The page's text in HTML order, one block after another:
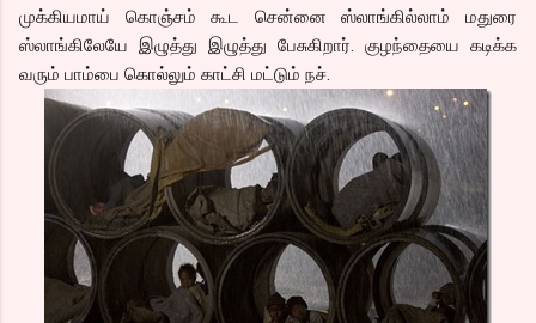
முக்கியமாய் கொஞ்சம் கூட சென்னை ஸ்லாங்கில்லாம் மதுரை
ஸ்லாங்கிலேயே இழுத்து இழுத்து பேசுகிறார். குழந்தையை கடிக்க
வரும் பாம்பை கொல்லும் காட்சி மட்டும் நச்.